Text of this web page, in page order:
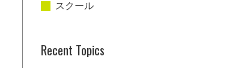
スクール
Recent Topics